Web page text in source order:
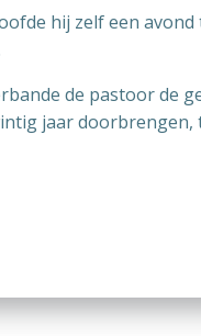
hij zelf een
de pastoor de
jaar